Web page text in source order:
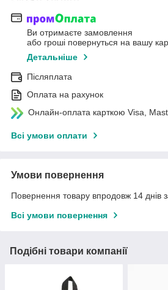
Ви отримаєте замовлення
або гроші повернуться на вашу
Детальніше
Післяплата
Оплата на рахунок
Онлайн-оплата карткою Visa,
Всі умови оплати
Умови повернення
Повернення товару впродовж 14 днів
Всі умови повернення
Подібні товари компанії